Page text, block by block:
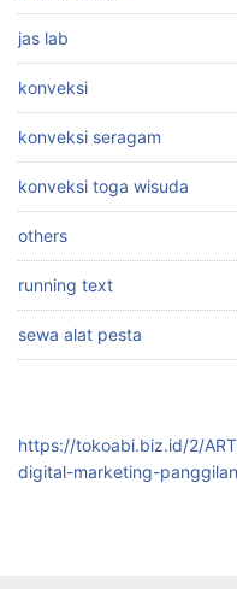
jas lab
konveksi
konveksi seragam
konveksi toga wisuda
others
running text
sewa alat pesta
https://tokoabi.biz.id/2/
digital-marketing-